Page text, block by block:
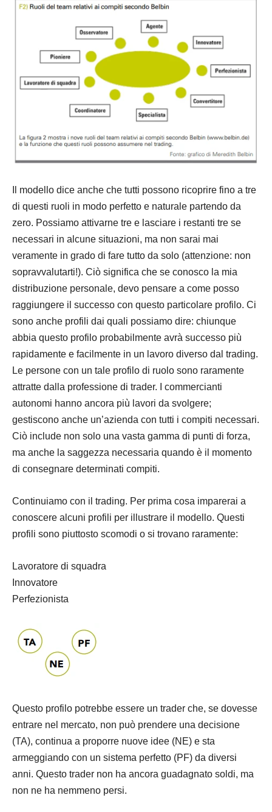
Il modello dice anche che tutti possono ricoprire fino a tre
di questi ruoli in modo perfetto e naturale partendo da
zero. Possiamo attivarne tre e lasciare i restanti tre se
necessari in alcune situazioni, ma non sarai mai
veramente in grado di fare tutto da solo (attenzione: non
sopravvalutarti!). Ciò significa che se conosco la mia
distribuzione personale, devo pensare a come posso
raggiungere il successo con questo particolare profilo. Ci
sono anche profili dai quali possiamo dire: chiunque
abbia questo profilo probabilmente avrà successo più
rapidamente e facilmente in un lavoro diverso dal trading.
Le persone con un tale profilo di ruolo sono raramente
attratte dalla professione di trader. I commercianti
autonomi hanno ancora più lavori da svolgere;
gestiscono anche un’azienda con tutti i compiti necessari.
Ciò include non solo una vasta gamma di punti di forza,
ma anche la saggezza necessaria quando è il momento
di consegnare determinati compiti.
Continuiamo con il trading. Per prima cosa imparerai a
conoscere alcuni profili per illustrare il modello. Questi
profili sono piuttosto scomodi o si trovano raramente:
Lavoratore di squadra
Innovatore
Perfezionista
Questo profilo potrebbe essere un trader che, se dovesse
entrare nel mercato, non può prendere una decisione
(TA), continua a proporre nuove idee (NE) e sta
armeggiando con un sistema perfetto (PF) da diversi
anni. Questo trader non ha ancora guadagnato soldi, ma
non ne ha nemmeno persi.